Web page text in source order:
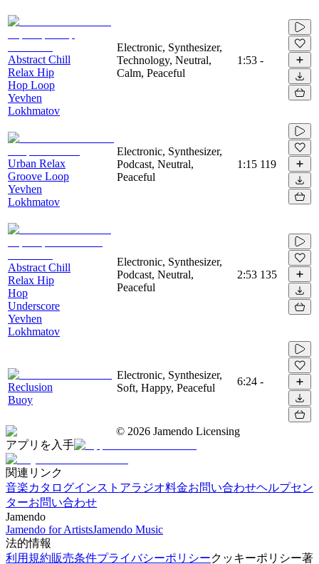
Abstract Chill
Relax Hip
Hop Loop
Yevhen
Lokhmatov
Electronic, Synthesizer,
Technology, Neutral,
Calm, Peaceful
1:53 -
Urban Relax
Groove Loop
Yevhen
Lokhmatov
Electronic, Synthesizer,
Podcast, Neutral,
Peaceful
1:15 119
Abstract Chill
Relax Hip
Hop
Underscore
Yevhen
Lokhmatov
Electronic, Synthesizer,
Podcast, Neutral,
Peaceful
2:53 135
Reclusion
Buoy
Electronic, Synthesizer,
Soft, Happy, Peaceful
6:24 -
© 2026 Jamendo Licensing
アプリを入手
関連リンク
音楽カタログインストアラジオ料金お問い合わせヘルプセン
ターお問い合わせ
Jamendo
Jamendo for ArtistsJamendo Music
法的情報
利用規約販売条件プライバシーポリシークッキーポリシー著